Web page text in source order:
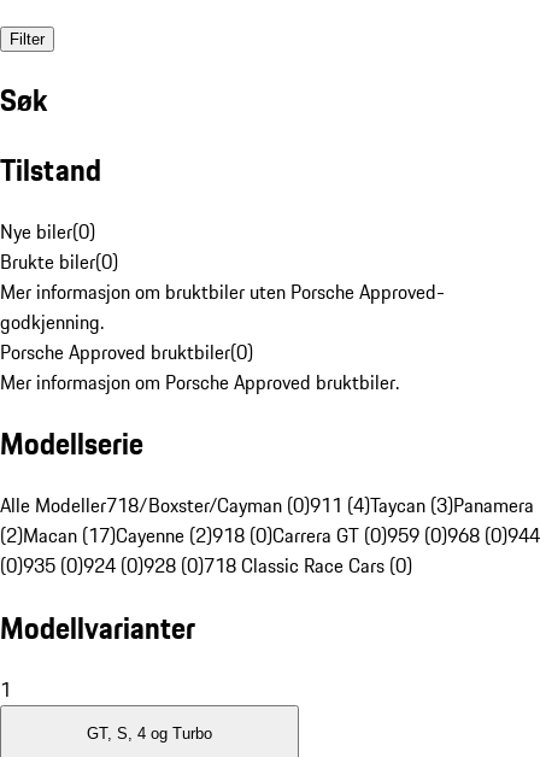
Filter
Søk
Tilstand
Nye biler(0)
Brukte biler(0)
Mer informasjon om bruktbiler uten Porsche Approved-
godkjenning.
Porsche Approved bruktbiler(0)
Mer informasjon om Porsche Approved bruktbiler.
Modellserie
Alle Modeller718/Boxster/Cayman (0)911 (4)Taycan (3)Panamera
(2)Macan (17)Cayenne (2)918 (0)Carrera GT (0)959 (0)968 (0)944
(0)935 (0)924 (0)928 (0)718 Classic Race Cars (0)
Modellvarianter
1
GT, S, 4 og Turbo